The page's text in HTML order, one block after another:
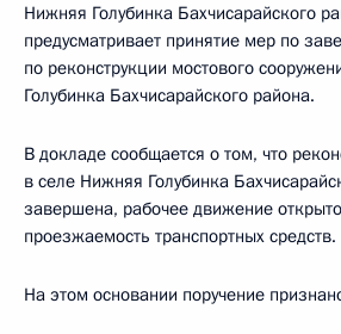
Нижняя Голубинка Бахчисарайского
предусматривает принятие мер по
по реконструкции мостового
Голубинка Бахчисарайского района.
В докладе сообщается о том, что
в селе Нижняя Голубинка
завершена, рабочее движение
проезжаемость транспортных средств.
На этом основании поручение